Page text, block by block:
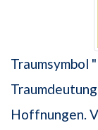
Traumsymbol
Hoffnungen.